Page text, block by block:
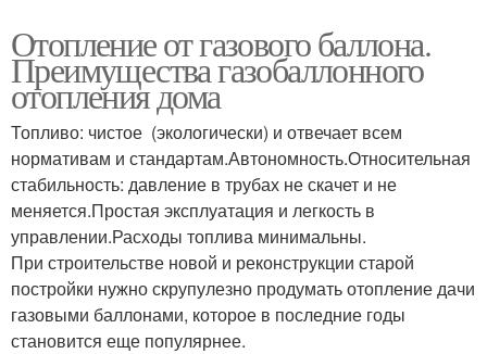
Отопление от газового баллона.
Преимущества газобаллонного
отопления дома
Топливо: чистое (экологически) и отвечает всем
нормативам и стандартам.Автономность.Относительная
стабильность: давление в трубах не скачет и не
меняется.Простая эксплуатация и легкость в
управлении.Расходы топлива минимальны.
При строительстве новой и реконструкции старой
постройки нужно скрупулезно продумать отопление дачи
газовыми баллонами, которое в последние годы
становится еще популярнее.